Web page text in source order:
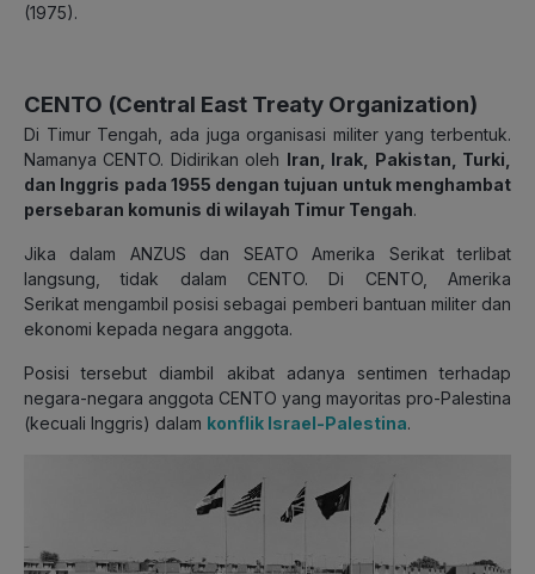
(1975).
CENTO (Central East Treaty Organization)
Di Timur Tengah, ada juga organisasi militer yang terbentuk.
Namanya CENTO. Didirikan oleh Iran, Irak, Pakistan, Turki,
dan Inggris pada 1955 dengan tujuan untuk menghambat
persebaran komunis di wilayah Timur Tengah.
Jika dalam ANZUS dan SEATO Amerika Serikat terlibat
langsung, tidak dalam CENTO. Di CENTO, Amerika
Serikat mengambil posisi sebagai pemberi bantuan militer dan
ekonomi kepada negara anggota.
Posisi tersebut diambil akibat adanya sentimen terhadap
negara-negara anggota CENTO yang mayoritas pro-Palestina
(kecuali Inggris) dalam konflik Israel-Palestina.